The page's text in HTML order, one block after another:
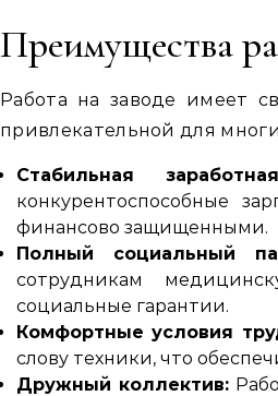
Преимущества
Работа на заводе имеет
привлекательной для
Стабильная
конкурентоспособные
финансово защищенными.
Полный социальный
сотрудникам
социальные гарантии.
Комфортные условия
слову техники, что
Дружный коллектив: